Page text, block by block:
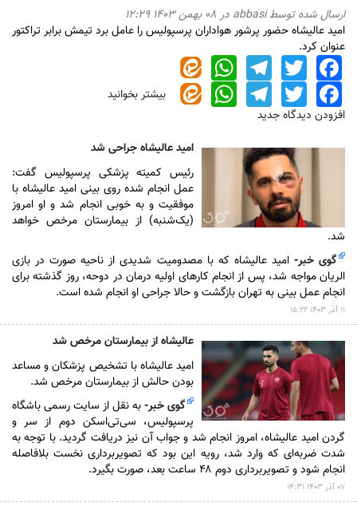
ارسال شده توسطabbasi در ۰۸ بهمن ۱۴۰۳ ۱۲:۲۹
امید عالیشاه حضور پرشور هواداران پرسپولیس را عامل برد تیمش برابر تراکتور
عنوان کرد.
Facebook
Twitter
Telegram
WhatsApp
Facebook
Twitter
Telegram
WhatsApp
بیشتر بخوانید
پیام
امید
عالیشاه
برای
هواداران
افزودن دیدگاه جدید
امید عالیشاه جراحی شد
رئیس کمیته پزشکی پرسپولیس گفت:
عمل انجام شده روی بینی امید عالیشاه با
موفقیت و به خوبی انجام شد و او امروز
(یک‌شنبه) از بیمارستان مرخص خواهد
شد.
گوی خبر-امید عالیشاه که با مصدومیت شدیدی از ناحیه صورت در بازی
الریان مواجه شد، پس از انجام کار‌های اولیه درمان در دوحه، روز گذشته برای
انجام عمل بینی به تهران بازگشت و حالا جراحی او انجام شده است.
۱۱ آذر ۱۴۰۳ ۱۵:۲۲
عالیشاه از بیمارستان مرخص شد
امید عالیشاه با تشخیص پزشکان و مساعد
بودن حالش از بیمارستان مرخص شد.
گوی خبر-به نقل از سایت رسمی باشگاه
پرسپولیس، سی‌تی‌اسکن دوم از سر و
گردن امید عالیشاه، امروز انجام شد و جواب آن نیز دریافت گردید. با توجه به
شدت ضربه‌ای که وارد شد، رویه این بود که تصویربرداری نخست بلافاصله
انجام شود و تصویربرداری دوم ۴۸ ساعت بعد، صورت بگیرد.
۰۷ آذر ۱۴۰۳ ۱۴:۳۱